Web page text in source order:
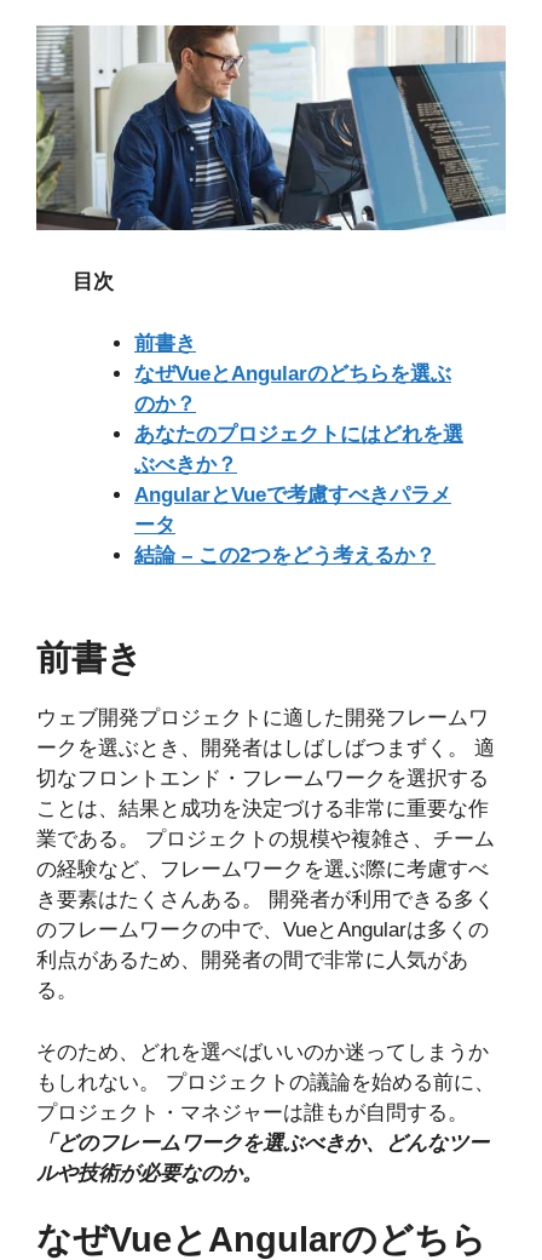
目次
前書き
なぜVueとAngularのどちらを選ぶ
のか？
あなたのプロジェクトにはどれを選
ぶべきか？
AngularとVueで考慮すべきパラメ
ータ
結論 – この2つをどう考えるか？
前書き
ウェブ開発プロジェクトに適した開発フレームワ
ークを選ぶとき、開発者はしばしばつまずく。 適
切なフロントエンド・フレームワークを選択する
ことは、結果と成功を決定づける非常に重要な作
業である。 プロジェクトの規模や複雑さ、チーム
の経験など、フレームワークを選ぶ際に考慮すべ
き要素はたくさんある。 開発者が利用できる多く
のフレームワークの中で、VueとAngularは多くの
利点があるため、開発者の間で非常に人気があ
る。
そのため、どれを選べばいいのか迷ってしまうか
もしれない。 プロジェクトの議論を始める前に、
プロジェクト・マネジャーは誰もが自問する。
「どのフレームワークを選ぶべきか、どんなツー
ルや技術が必要なのか。
なぜVueとAngularのどちら